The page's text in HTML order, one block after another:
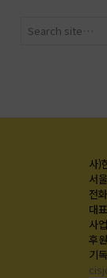
사)
서
전
대
사
후
기